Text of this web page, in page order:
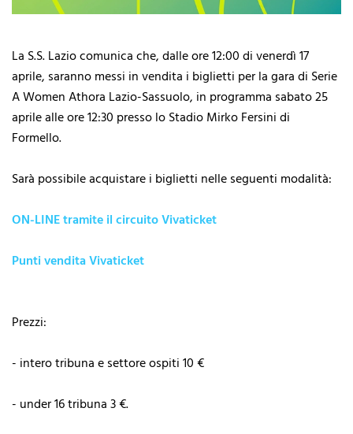
La S.S. Lazio comunica che, dalle ore 12:00 di venerdì 17
aprile, saranno messi in vendita i biglietti per la gara di Serie
A Women Athora Lazio-Sassuolo, in programma sabato 25
aprile alle ore 12:30 presso lo Stadio Mirko Fersini di
Formello.
Sarà possibile acquistare i biglietti nelle seguenti modalità:
ON-LINE tramite il circuito Vivaticket
Punti vendita Vivaticket
Prezzi:
- intero tribuna e settore ospiti 10 €
- under 16 tribuna 3 €.